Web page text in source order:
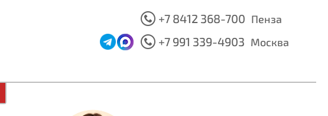
+7 8412 368-700 Пенза
+7 991 339-4903 Москва